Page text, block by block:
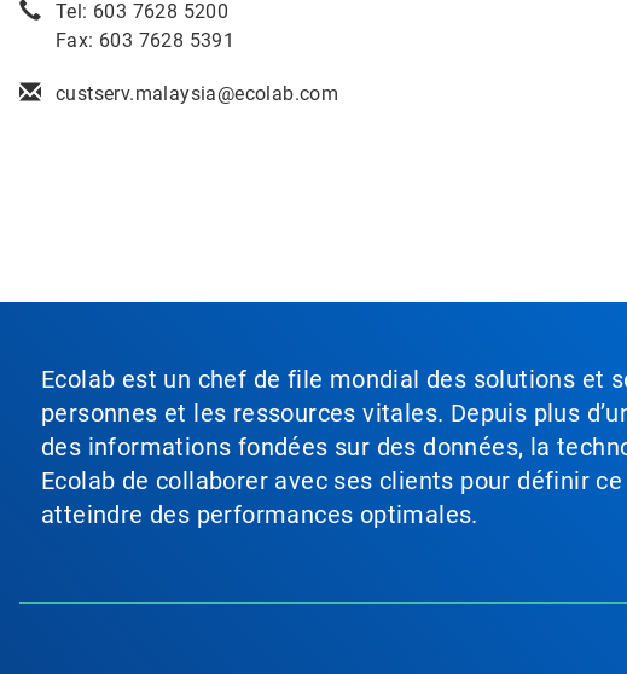
Tel: 603 7628 5200
Fax: 603 7628 5391
custserv.malaysia@ecolab.com
Ecolab est un chef de file mondial des solutions et
personnes et les ressources vitales. Depuis plus
des informations fondées sur des données, la
Ecolab de collaborer avec ses clients pour définir
atteindre des performances optimales.